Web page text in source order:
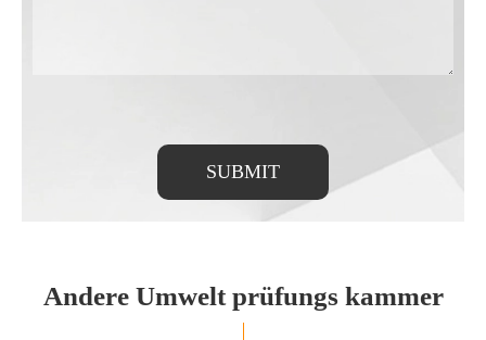
SUBMIT
Andere Umwelt prüfungs kammer